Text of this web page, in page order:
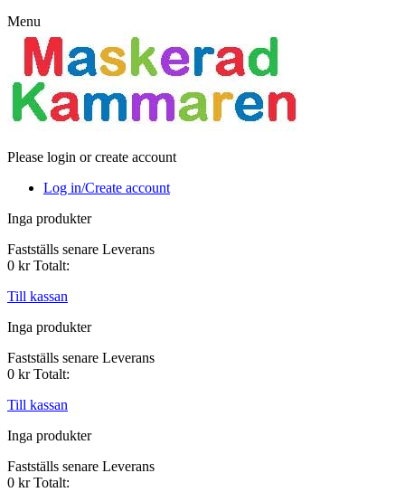
Menu
Please login or create account
Log in/Create account
Inga produkter
Fastställs senare Leverans
0 kr Totalt:
Till kassan
Inga produkter
Fastställs senare Leverans
0 kr Totalt:
Till kassan
Inga produkter
Fastställs senare Leverans
0 kr Totalt: